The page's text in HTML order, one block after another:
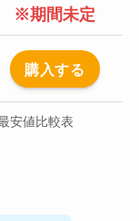
※期間未定
購入する
安値比較表